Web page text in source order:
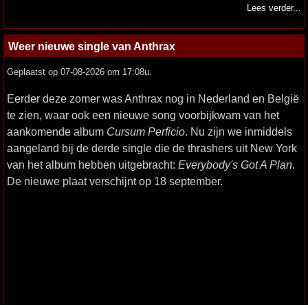
Lees verder...
Weer nieuwe single van Anthrax
Geplaatst op 07-08-2026 om 17:08u.
Eerder deze zomer was Anthrax nog in Nederland en België
te zien, waar ook een nieuwe song voorbijkwam van het
aankomende album Cursum Perficio . Nu zijn we inmiddels
aangeland bij de derde single die de thrashers uit New York
van het album hebben uitgebracht: Everybody's Got A Plan
De nieuwe plaat verschijnt op 18 september.